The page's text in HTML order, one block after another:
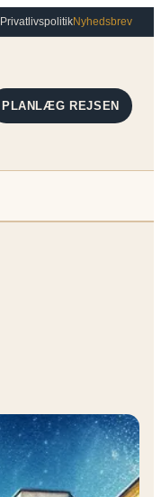
PrivatlivspolitikNyhedsbrev
PLANLÆG REJSEN